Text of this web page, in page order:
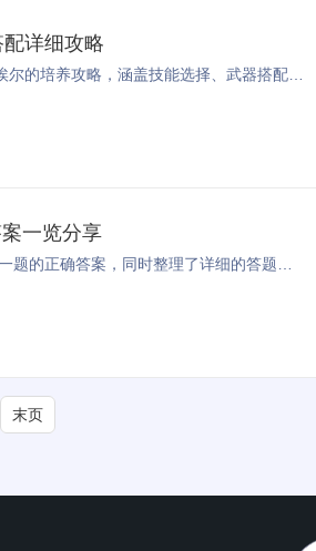
详细攻略
一览分享
末页